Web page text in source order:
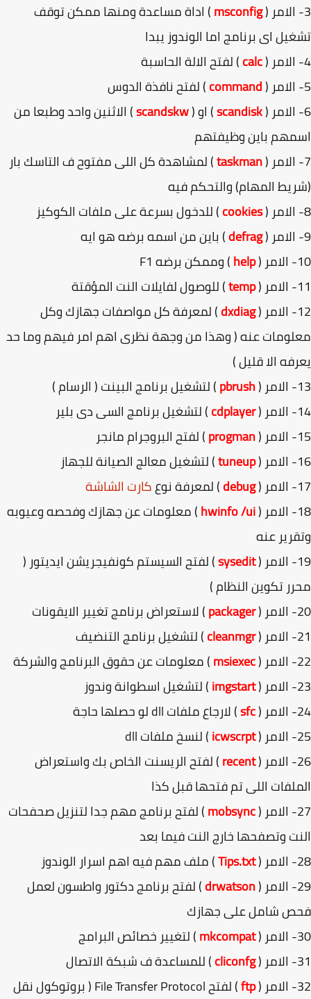
msconfig) اداة مساعدة ومنها ممكن توقف
اى برنامج اما الوندوز يبدا
calc) لفتح الالة الحاسبة
command) لفتح نافذة الدوس
scandisk) او (scandskw) الاثنين واحد وطبعا من
باين وظيفتهم
taskman) لمشاهدة كل اللى مفتوح ف التاسك بار
المهام) والتحكم فيه
cookies) للدخول بسرعة على ملفات الكوكيز
defrag) باين من اسمه برضه هو ايه
(
help) وممكن برضه F1
temp) للوصول لفايلات النت المؤقتة
(
dxdiag) لمعرفة كل مواصفات جهازك وكل
عنه ( وهذا من وجهة نظرى اهم امر فيهم وما حد
الا قليل )
(
pbrush) لتشغيل برنامج البينت ( الرسام )
(
cdplayer) لتشغيل برنامج السى دى بلير
(
progman) لفتح البروجرام مانجر
(
tuneup) لتشغيل معالج الصيانة للجهاز
(
debug) لمعرفة نوعكارت الشاشة
(
hwinfo /ui) معلومات عن جهازك وفحصه وعيوبه
عنه
(
sysedit) لفتح السيستم كونفيجريشن ايديتور (
تكوين النظام )
(
packager) لاستعراض برنامج تغيير الايقونات
cleanmgr) لتشغيل برنامج التنضيف
(
msiexec) معلومات عن حقوق البرنامج والشركة
(
imgstart) لتشغيل اسطوانة وندوز
(
sfc) لارجاع ملفات dll لو حصلها حاجة
(
icwscrpt) لنسخ ملفات dll
(
recent) لفتح الريسنت الخاص بك واستعراض
اللى تم فتحها قبل كذا
(
mobsync) لفتح برنامج مهم جدا لتنزيل صحفحات
وتصفحها خارج النت فيما بعد
(
Tips.txt) ملف مهم فيه اهم اسرار الوندوز
(
drwatson) لفتح برنامج دكتور واطسون لعمل
شامل على جهازك
(
mkcompat) لتغيير خصائص البرامج
cliconfg) للمساعدة ف شبكة الاتصال
(
ftp ) لفتح File Transfer Protocol ( بروتوكول نقل